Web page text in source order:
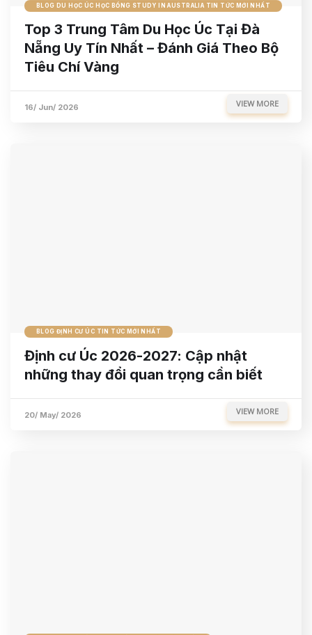
BLOG DU HỌC ÚC HỌC BỔNG STUDY IN AUSTRALIA TIN TỨC MỚI NHẤT
Top 3 Trung Tâm Du Học Úc Tại Đà
Nẵng Uy Tín Nhất – Đánh Giá Theo Bộ
Tiêu Chí Vàng
16/ Jun/ 2026 VIEW MORE
BLOG ĐỊNH CƯ ÚC TIN TỨC MỚI NHẤT
Định cư Úc 2026-2027: Cập nhật
những thay đổi quan trọng cần biết
20/ May/ 2026 VIEW MORE